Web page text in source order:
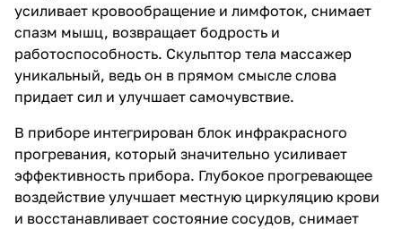
усиливает кровообращение и лимфоток, снимает
спазм мышц, возвращает бодрость и
работоспособность. Скульптор тела массажер
уникальный, ведь он в прямом смысле слова
придает сил и улучшает самочувствие.
В приборе интегрирован блок инфракрасного
прогревания, который значительно усиливает
эффективность прибора. Глубокое прогревающее
воздействие улучшает местную циркуляцию крови
и восстанавливает состояние сосудов, снимает